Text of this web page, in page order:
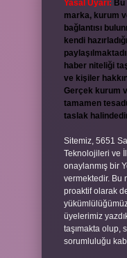
Yasal Uyarı:
marka, kurum
bağlantısı
kendi
haber niteliği
ve kişiler
Gerçek kurum
tamamen
taslak
Sitemiz, 5651
Teknolojileri ve
onaylanmış bir
vermektedir. Bu
proaktif olarak
üyelerimiz
taşımakta olup,
sorumluluğu